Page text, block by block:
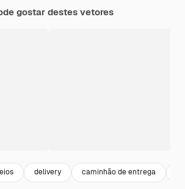
gostar destes vetores
delivery caminhão de entrega